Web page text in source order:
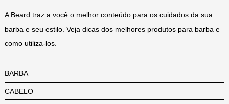
A Beard traz a você o melhor conteúdo para os cuidados da sua
barba e seu estilo. Veja dicas dos melhores produtos para barba e
como utiliza-los.
BARBA
CABELO